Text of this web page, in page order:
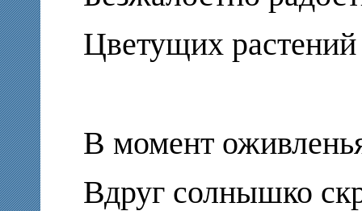
Цветущих
В момент
Вдруг солнышко